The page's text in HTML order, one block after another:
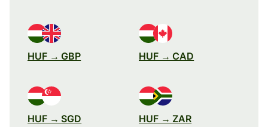
HUF → GBP HUF → CAD
HUF → SGD HUF → ZAR